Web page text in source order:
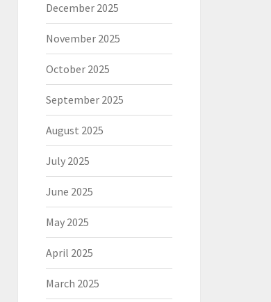
December 2025
November 2025
October 2025
September 2025
August 2025
July 2025
June 2025
May 2025
April 2025
March 2025